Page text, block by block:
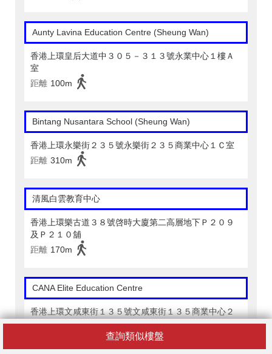
查詢類似樓盤
Aunty Lavina Education Centre (Sheung Wan)
香港上環皇后大道中３０５－３１３號永業中心１樓Ａ
室
距離 100m
Bintang Nusantara School (Sheung Wan)
香港上環永樂街２３５號永樂街２３５商業中心１Ｃ室
距離 310m
清風白雲教育中心
香港上環樂古道３８號啓時大廈第二高層地下Ｐ２０９
及Ｐ２１０舖
距離 170m
CANA Elite Education Centre
香港上環文咸東街１３５號文咸東街１３５商業中心２
樓２０１、２０３、２０４及２０５室